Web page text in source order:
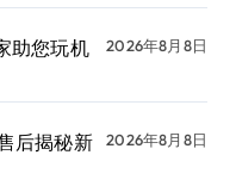
助您玩机
2026年8月8日
后揭秘新
2026年8月8日